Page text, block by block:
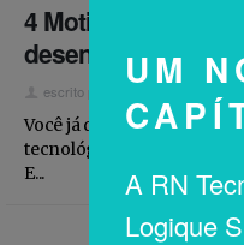
4 Motivos para
desenvolvedora de
escrito por
Você já deve ter percebido
tecnológico e o software
E...
UM
A RN
Logique